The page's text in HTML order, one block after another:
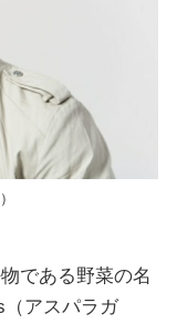
である野菜の名
アスパラガ